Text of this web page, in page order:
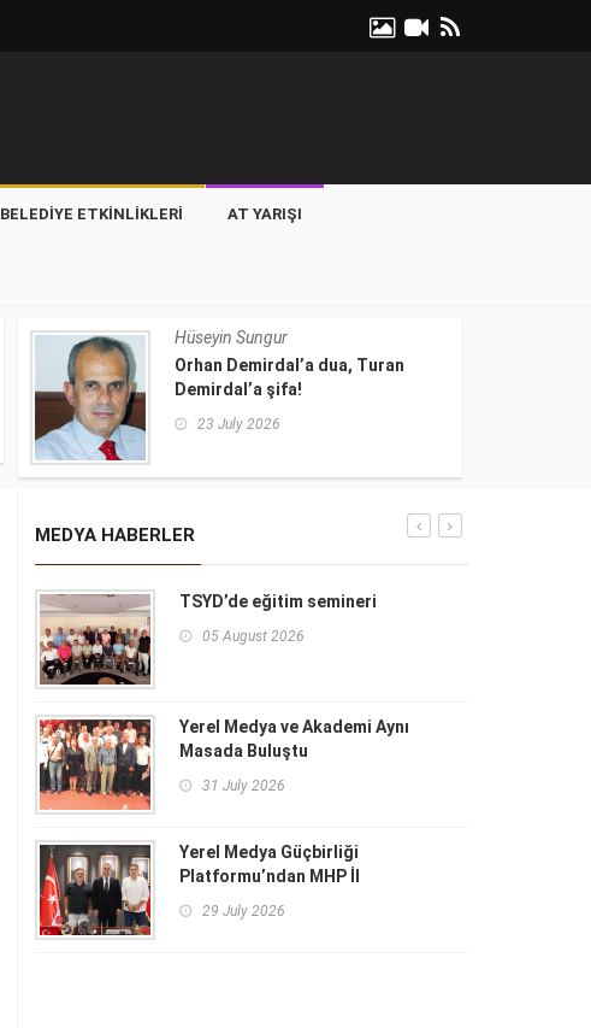
BELEDIYE ETKINLIKLERI AT YARIŞI
Hüseyin Sungur
Orhan Demirdal’a dua, Turan
Demirdal’a şifa!
23 July 2026
MEDYA HABERLER
TSYD’de eğitim semineri
05 August 2026
Yerel Medya ve Akademi Aynı
Masada Buluştu
31 July 2026
Yerel Medya Güçbirliği
Platformu’ndan MHP İl
Başkanlığı'na ziyaret
29 July 2026